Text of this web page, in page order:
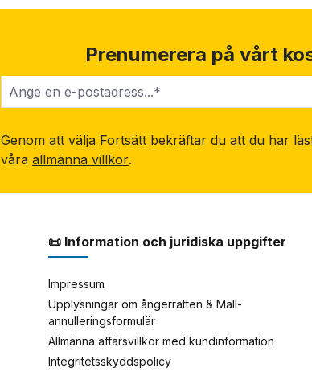
Prenumerera på vårt
Genom att välja Fortsätt bekräftar du att du har
våra allmänna villkor.
📜 Information och juridiska uppgifter
Impressum
Upplysningar om ångerrätten & Mall-
annulleringsformulär
Allmänna affärsvillkor med kundinformation
Integritetsskyddspolicy